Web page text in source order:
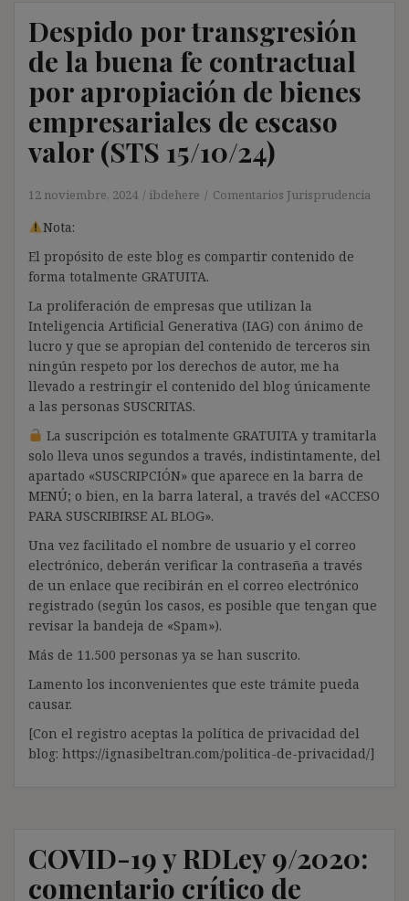
Despido por transgresión
de la buena fe contractual
por apropiación de bienes
empresariales de escaso
valor (STS 15/10/24)
12 noviembre, 2024 ibdehere Comentarios Jurisprudencia
Nota:
El propósito de este blog es compartir contenido de
forma totalmente GRATUITA.
La proliferación de empresas que utilizan la
Inteligencia Artificial Generativa (IAG) con ánimo de
lucro y que se apropian del contenido de terceros sin
ningún respeto por los derechos de autor, me ha
llevado a restringir el contenido del blog únicamente
a las personas SUSCRITAS.
La suscripción es totalmente GRATUITA y tramitarla
solo lleva unos segundos a través, indistintamente, del
apartado «SUSCRIPCIÓN» que aparece en la barra de
MENÚ; o bien, en la barra lateral, a través del «ACCESO
PARA SUSCRIBIRSE AL BLOG».
Una vez facilitado el nombre de usuario y el correo
electrónico, deberán verificar la contraseña a través
de un enlace que recibirán en el correo electrónico
registrado (según los casos, es posible que tengan que
revisar la bandeja de «Spam»).
Más de 11.500 personas ya se han suscrito.
Lamento los inconvenientes que este trámite pueda
causar.
[Con el registro aceptas la política de privacidad del
blog: https://ignasibeltran.com/politica-de-privacidad/]
COVID-19 y RDLey 9/2020:
comentario crítico de